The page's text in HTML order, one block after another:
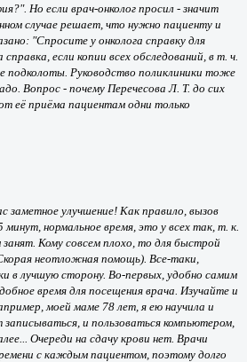
Но если врач-онколог просил - значит
случае решает, что нужно пациенту и
"Спросите у онколога справку для
если копии всех обследований, в т. ч.
подколоты. Руководство поликлиники тоже
Вопрос - почему Перечесова Л. Т. до сих
её приёма пациентам одни только
заметное улучшение! Как правило, вызов
минут, нормальное время, это у всех так, т. к.
Кому совсем плохо, то для быстрой
неотложная помощь). Все-таки,
в лучшую сторону. Во-первых, удобно самим
время для посещения врача. Изучайте и
моей маме 78 лет, я ею научила и
записываться, и пользоваться компьютером,
Очереди на сдачу крови нет. Врачи
с каждым пациентом, поэтому долго